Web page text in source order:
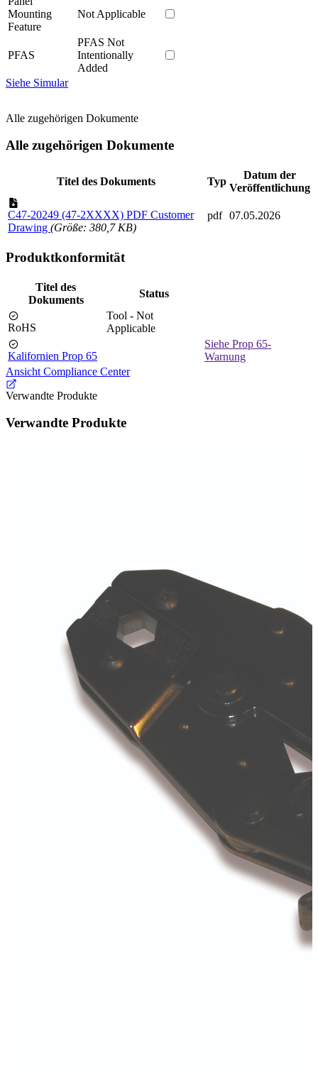
Mounting
Feature
Not Applicable
PFAS
PFAS Not
Intentionally
Added
Siehe Simular
Alle zugehörigen Dokumente
Alle zugehörigen Dokumente
Titel des Dokuments Typ
Datum der
Veröffentlichung
C47-20249 (47-2XXXX) PDF Customer
Drawing (Größe: 380,7 KB)
pdf 07.05.2026
Produktkonformität
Titel des
Dokuments
Status
RoHS
Tool - Not
Applicable
Kalifornien Prop 65
Siehe Prop 65-
Warnung
Ansicht Compliance Center
Verwandte Produkte
Verwandte Produkte